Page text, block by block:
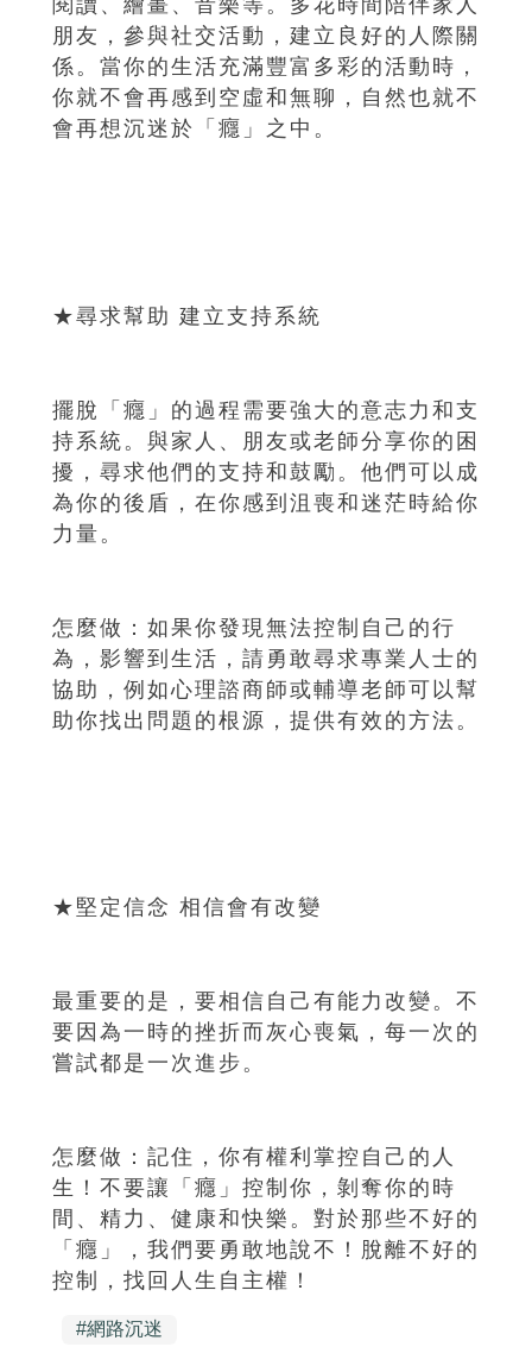
閱讀、繪畫、音樂等。多花時間陪伴家人
朋友，參與社交活動，建立良好的人際關
係。當你的生活充滿豐富多彩的活動時，
你就不會再感到空虛和無聊，自然也就不
會再想沉迷於「癮」之中。
★尋求幫助 建立支持系統
擺脫「癮」的過程需要強大的意志力和支
持系統。與家人、朋友或老師分享你的困
擾，尋求他們的支持和鼓勵。他們可以成
為你的後盾，在你感到沮喪和迷茫時給你
力量。
怎麼做：如果你發現無法控制自己的行
為，影響到生活，請勇敢尋求專業人士的
協助，例如心理諮商師或輔導老師可以幫
助你找出問題的根源，提供有效的方法。
★堅定信念 相信會有改變
最重要的是，要相信自己有能力改變。不
要因為一時的挫折而灰心喪氣，每一次的
嘗試都是一次進步。
怎麼做：記住，你有權利掌控自己的人
生！不要讓「癮」控制你，剝奪你的時
間、精力、健康和快樂。對於那些不好的
「癮」，我們要勇敢地說不！脫離不好的
控制，找回人生自主權！
#網路沉迷